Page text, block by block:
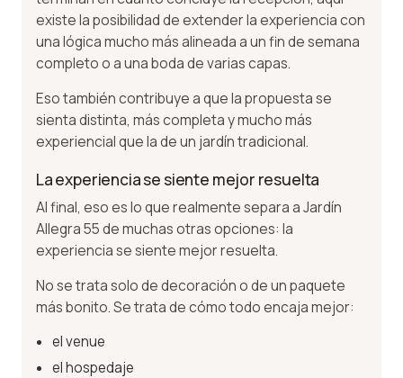
existe la posibilidad de extender la experiencia con
una lógica mucho más alineada a un fin de semana
completo o a una boda de varias capas.
Eso también contribuye a que la propuesta se
sienta distinta, más completa y mucho más
experiencial que la de un jardín tradicional.
La experiencia se siente mejor resuelta
Al final, eso es lo que realmente separa a Jardín
Allegra 55 de muchas otras opciones: la
experiencia se siente mejor resuelta.
No se trata solo de decoración o de un paquete
más bonito. Se trata de cómo todo encaja mejor:
el venue
el hospedaje